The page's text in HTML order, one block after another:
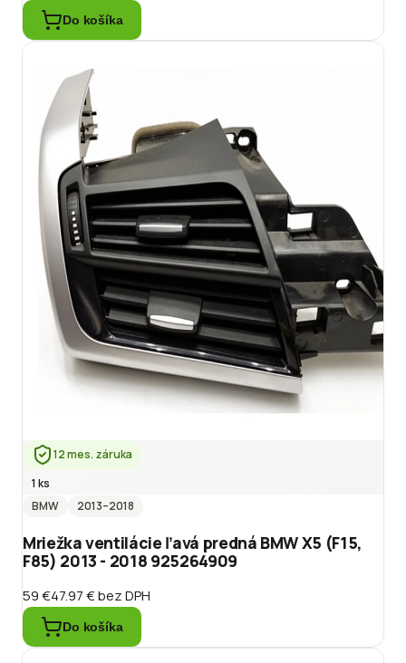
Do košíka
12 mes. záruka
1 ks
BMW
2013–2018
Mriežka ventilácie ľavá predná BMW X5 (F15,
F85) 2013 - 2018 925264909
59 €47.97 €bez DPH
Do košíka